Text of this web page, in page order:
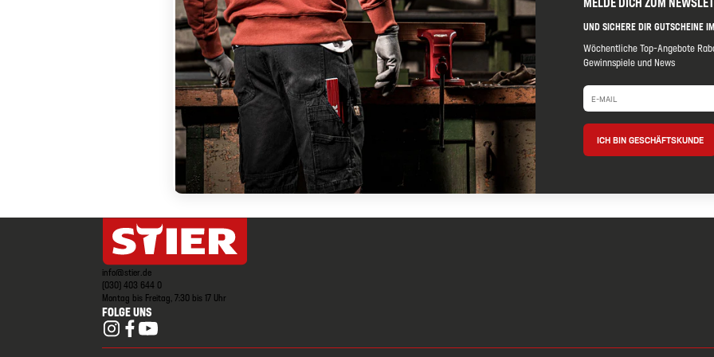
UND SICHERE DIR GUTSCHEINE
Wöchentliche Top-Angebote
Gewinnspiele und News
ICH BIN GESCHÄFTSKUNDE
info@stier.de
(030) 403 644 0
Montag bis Freitag, 7:30 bis 17 Uhr
FOLGE UNS